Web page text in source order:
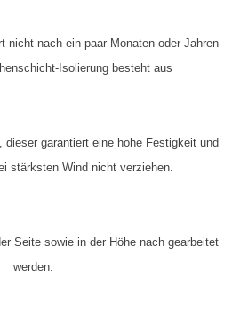
nicht nach ein paar Monaten oder Jahren
Isolierung besteht aus
garantiert eine hohe Festigkeit und
stärksten Wind nicht verziehen.
Seite sowie in der Höhe nach gearbeitet
werden.